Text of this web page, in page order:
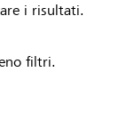
i risultati.
filtri.